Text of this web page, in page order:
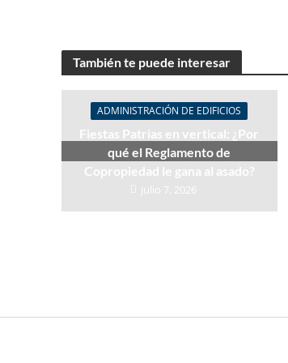
También te puede interesar
ADMINISTRACIÓN DE EDIFICIOS
Fiestas Patrias en vertical: ¿Por
qué el Reglamento de
Copropiedad le gana al asado?
julio 7, 2026